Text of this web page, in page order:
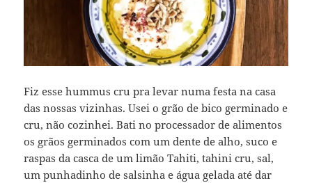
Fiz esse hummus cru pra levar numa festa na casa
das nossas vizinhas. Usei o grão de bico germinado e
cru, não cozinhei. Bati no processador de alimentos
os grãos germinados com um dente de alho, suco e
raspas da casca de um limão Tahiti, tahini cru, sal,
um punhadinho de salsinha e água gelada até dar